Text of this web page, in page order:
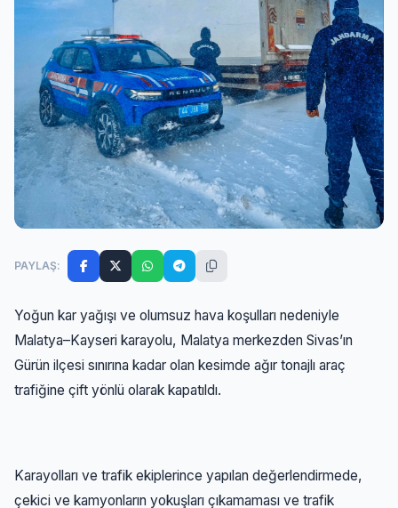
PAYLAŞ:
Yoğun kar yağışı ve olumsuz hava koşulları nedeniyle
Malatya–Kayseri karayolu, Malatya merkezden Sivas’ın
Gürün ilçesi sınırına kadar olan kesimde ağır tonajlı araç
trafiğine çift yönlü olarak kapatıldı.
Karayolları ve trafik ekiplerince yapılan değerlendirmede,
çekici ve kamyonların yokuşları çıkamaması ve trafik